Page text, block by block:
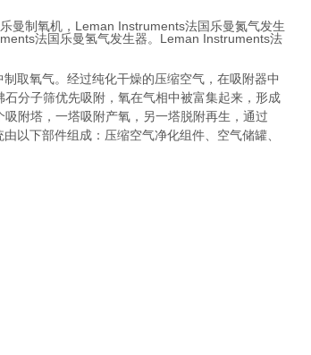
曼制氧机， Leman Instruments法国 乐曼氮气发生
法国乐曼氢气发生器。Leman Instruments法
取氧气。经过纯化干燥的压缩空气，在吸附器中
分子筛优先吸附，氧在气相中被富集起来，形成
附塔，一塔吸附产氧，另一塔脱附再生，通过
以下部件组成：压缩空气净化组件、空气储罐、